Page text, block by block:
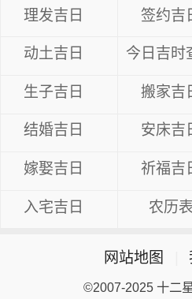
理发吉日 签约吉
动土吉日 今日吉时
生子吉日 搬家吉
结婚吉日 安床吉
嫁娶吉日 祈福吉
入宅吉日 农历表
网站地图
©2007-2025 十二